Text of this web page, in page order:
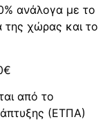
ανάλογα με το
της χώρας και το
από το
(ΕΤΠΑ)